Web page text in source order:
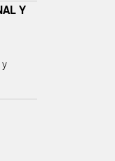
Y
y